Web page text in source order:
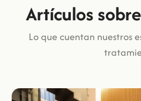
Artículos
Lo que cuentan nuestros